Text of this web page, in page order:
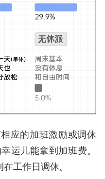
应的加班激励或调休
运儿能拿到加班费。
工作日调休。